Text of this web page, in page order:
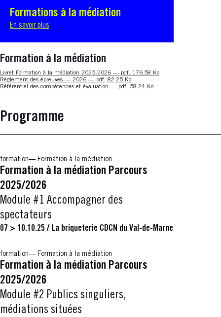
Formations à la médiation
En savoir plus
Formation à la médiation
Nouvelle fenêtre
Livret Formation à la médiation 2025-2026 — pdf, 176.58 Ko
Nouvelle fenêtre
Règlement des épreuves — 2026 — pdf, 82.25 Ko
Nouvelle fenêtre
Référentiel des compétences et évaluation — pdf, 58.24 Ko
Programme
formation Formation à la médiation
Formation à la médiation Parcours
2025/2026
Module #1 Accompagner des
spectateurs
07 > 10.10.25 / La briqueterie CDCN du Val-de-Marne
formation Formation à la médiation
Formation à la médiation Parcours
2025/2026
Module #2 Publics singuliers,
médiations situées